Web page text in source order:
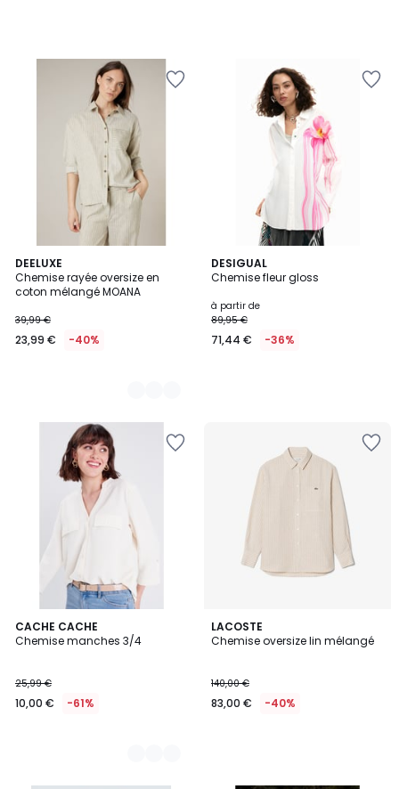
DEELUXE
Chemise rayée oversize en
coton mélangé MOANA
39,99 €
23,99 € -40%
3
Couleurs
DESIGUAL
Chemise fleur gloss
à partir de
89,95 €
71,44 € -36%
CACHE CACHE
Chemise manches 3/4
25,99 €
10,00 € -61%
2
Couleurs
LACOSTE
Chemise oversize lin mélangé
140,00 €
83,00 € -40%